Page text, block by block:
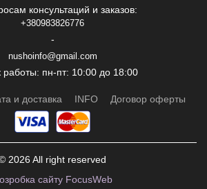
консультаций и заказов:
+380983826776
-
nushoinfo@gmail.com
работы: пн-пт: 10:00 до 18:00
и доставка INFO Договор оферты
2026 All right reserved
сайту FocusWeb